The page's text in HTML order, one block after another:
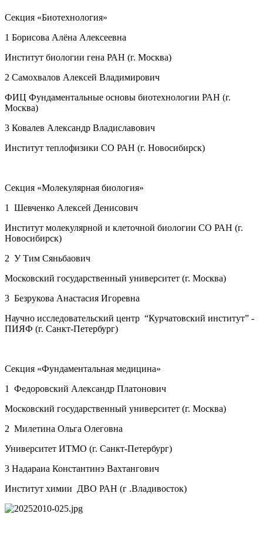
Секция «Биотехнология»
1 Борисова Алёна Алексеевна
Институт биологии гена РАН (г. Москва)
2 Самохвалов Алексей Владимирович
ФИЦ Фундаментальные основы биотехнологии РАН (г.
Москва)
3 Ковалев Александр Владиславович
Институт теплофизики СО РАН (г. Новосибирск)
Секция «Молекулярная биология»
1 Шевченко Алексей Денисович
Институт молекулярной и клеточной биологии СО РАН (г.
Новосибирск)
2 У Тим Сяньбаович
Московский государственный университет (г. Москва)
3 Безрукова Анастасия Игоревна
Научно исследовательский центр “Курчатовский институт” -
ПИЯФ (г. Санкт-Петербург)
Секция «Фундаментальная медицина»
1 Федоровский Александр Платонович
Московский государственный университет (г. Москва)
2 Милетина Ольга Олеговна
Университет ИТМО (г. Санкт-Петербург)
3 Надараиа Константинэ Вахтангович
Институт химии ДВО РАН (г .Владивосток)